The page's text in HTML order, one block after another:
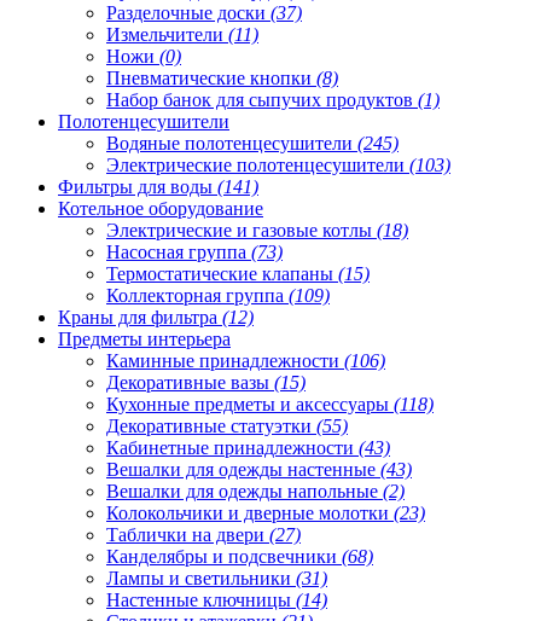
Разделочные доски (37)
Измельчители (11)
Ножи (0)
Пневматические кнопки (8)
Набор банок для сыпучих продуктов (1)
Полотенцесушители
Водяные полотенцесушители (245)
Электрические полотенцесушители (103)
Фильтры для воды (141)
Котельное оборудование
Электрические и газовые котлы (18)
Насосная группа (73)
Термостатические клапаны (15)
Коллекторная группа (109)
Краны для фильтра (12)
Предметы интерьера
Каминные принадлежности (106)
Декоративные вазы (15)
Кухонные предметы и аксессуары (118)
Декоративные статуэтки (55)
Кабинетные принадлежности (43)
Вешалки для одежды настенные (43)
Вешалки для одежды напольные (2)
Колокольчики и дверные молотки (23)
Таблички на двери (27)
Канделябры и подсвечники (68)
Лампы и светильники (31)
Настенные ключницы (14)